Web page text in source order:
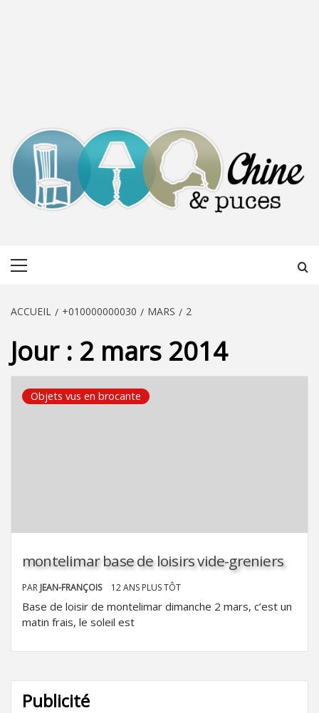
ACCUEIL +010000000030 MARS 2
Jour : 2 mars 2014
Objets vus en brocante
montelimar base de loisirs vide-greniers
PAR JEAN-FRANÇOIS 12 ANS PLUS TÔT
Base de loisir de montelimar dimanche 2 mars, c’est un
matin frais, le soleil est
Publicité